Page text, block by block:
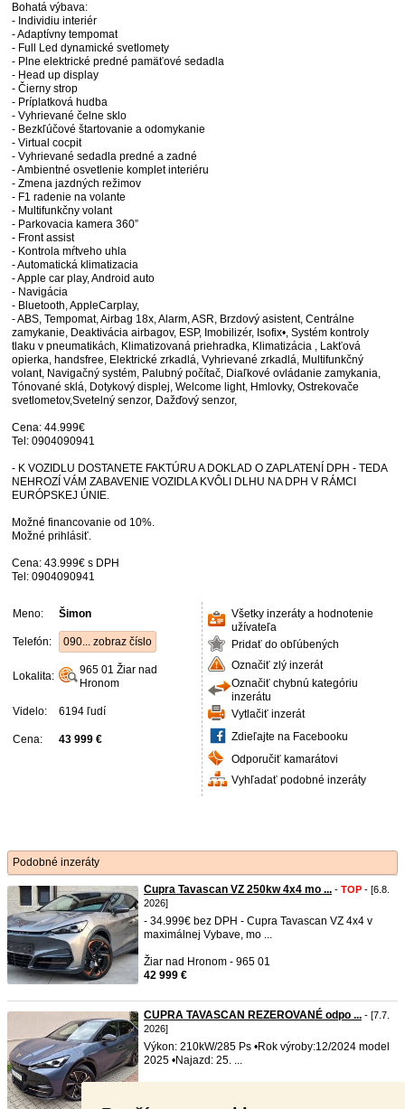
Bohatá výbava:
- Individiu interiér
- Adaptívny tempomat
- Full Led dynamické svetlomety
- Plne elektrické predné pamäťové sedadla
- Head up display
- Čierny strop
- Príplatková hudba
- Vyhrievané čelne sklo
- Bezkľúčové štartovanie a odomykanie
- Virtual cocpit
- Vyhrievané sedadla predné a zadné
- Ambientné osvetlenie komplet interiéru
- Zmena jazdných režimov
- F1 radenie na volante
- Multifunkčny volant
- Parkovacia kamera 360”
- Front assist
- Kontrola mŕtveho uhla
- Automatická klimatizacia
- Apple car play, Android auto
- Navigácia
- Bluetooth, AppleCarplay,
- ABS, Tempomat, Airbag 18x, Alarm, ASR, Brzdový asistent, Centrálne
zamykanie, Deaktivácia airbagov, ESP, Imobilizér, Isofix•, Systém kontroly
tlaku v pneumatikách, Klimatizovaná priehradka, Klimatizácia , Lakťová
opierka, handsfree, Elektrické zrkadlá, Vyhrievané zrkadlá, Multifunkčný
volant, Navigačný systém, Palubný počítač, Diaľkové ovládanie zamykania,
Tónované sklá, Dotykový displej, Welcome light, Hmlovky, Ostrekovače
svetlometov,Svetelný senzor, Dažďový senzor,
Cena: 44.999€
Tel: 0904090941
- K VOZIDLU DOSTANETE FAKTÚRU A DOKLAD O ZAPLATENÍ DPH - TEDA
NEHROZÍ VÁM ZABAVENIE VOZIDLA KVÔLI DLHU NA DPH V RÁMCI
EURÓPSKEJ ÚNIE.
Možné financovanie od 10%.
Možné prihlásiť.
Cena: 43.999€ s DPH
Tel: 0904090941
Meno: Šimon
Telefón: 090... zobraz číslo
Lokalita: 965 01 Žiar nad
Hronom
Videlo: 6194 ľudí
Cena: 43 999 €
Všetky inzeráty a hodnotenie
užívateľa
Pridať do obľúbených
Označiť zlý inzerát
Označiť chybnú kategóriu
inzerátu
Vytlačiť inzerát
Zdieľajte na Facebooku
Odporučiť kamarátovi
Vyhľadať podobné inzeráty
Podobné inzeráty
Cupra Tavascan VZ 250kw 4x4 mo ... - TOP - [6.8.
2026]
- 34.999€ bez DPH - Cupra Tavascan VZ 4x4 v
maximálnej Vybave, mo ...
Žiar nad Hronom - 965 01
42 999 €
CUPRA TAVASCAN REZEROVANÉ odpo ... - [7.7.
2026]
Výkon: 210kW/285 Ps •Rok výroby:12/2024 model
2025 •Najazd: 25. ...